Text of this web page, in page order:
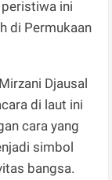
ini
di Permukaan
Djausal
di laut ini
cara yang
simbol
bangsa.